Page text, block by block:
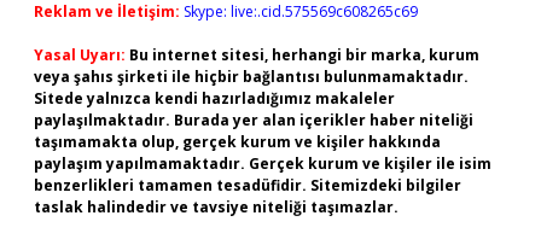
Reklam ve İletişim: Skype: live:.cid.575569c608265c69
Yasal Uyarı: Bu internet sitesi, herhangi bir marka, kurum
veya şahıs şirketi ile hiçbir bağlantısı bulunmamaktadır.
Sitede yalnızca kendi hazırladığımız makaleler
paylaşılmaktadır. Burada yer alan içerikler haber niteliği
taşımamakta olup, gerçek kurum ve kişiler hakkında
paylaşım yapılmamaktadır. Gerçek kurum ve kişiler ile isim
benzerlikleri tamamen tesadüfidir. Sitemizdeki bilgiler
taslak halindedir ve tavsiye niteliği taşımazlar.